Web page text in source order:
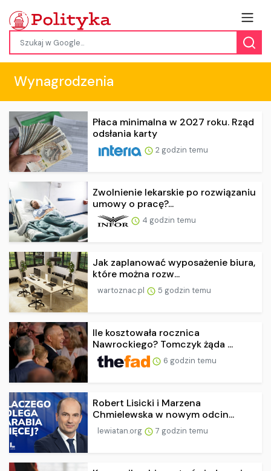
Wynagrodzenia
Płaca minimalna w 2027 roku. Rząd
odsłania karty
2 godzin temu
Zwolnienie lekarskie po rozwiązaniu
umowy o pracę?...
4 godzin temu
Jak zaplanować wyposażenie biura,
które można rozw...
wartoznac.pl 5 godzin temu
Ile kosztowała rocznica
Nawrockiego? Tomczyk żąda ...
6 godzin temu
Robert Lisicki i Marzena
Chmielewska w nowym odcin...
lewiatan.org 7 godzin temu